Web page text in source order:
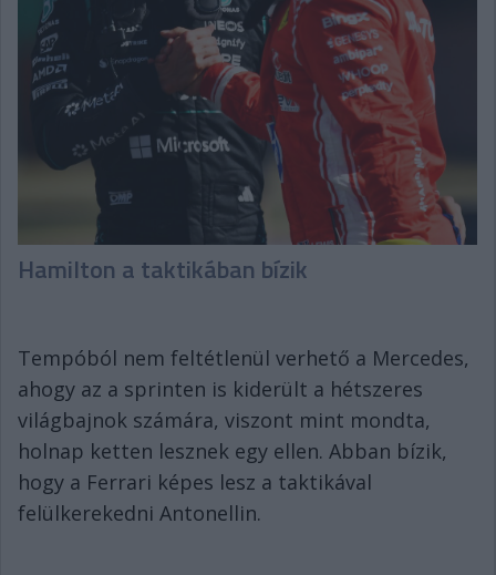
Hamilton a taktikában bízik
Tempóból nem feltétlenül verhető a Mercedes,
ahogy az a sprinten is kiderült a hétszeres
világbajnok számára, viszont mint mondta,
holnap ketten lesznek egy ellen. Abban bízik,
hogy a Ferrari képes lesz a taktikával
felülkerekedni Antonellin.